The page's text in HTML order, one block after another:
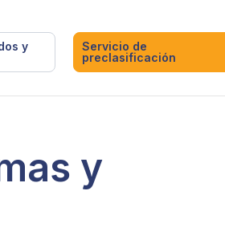
y
Servicio de
preclasificación
y